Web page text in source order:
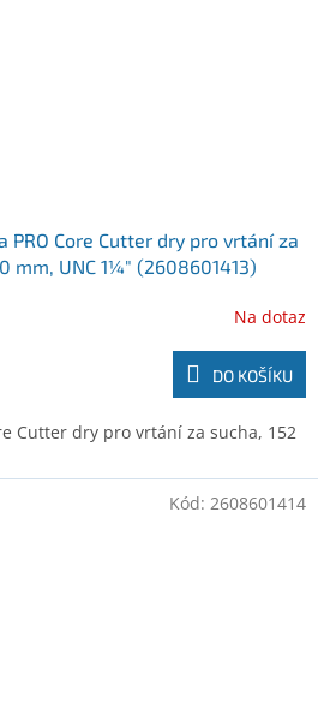
PRO Core Cutter dry pro vrtání za
mm, UNC 1¼″ (2608601413)
Na dotaz
DO KOŠÍKU
Cutter dry pro vrtání za sucha, 152
Kód: 2608601414